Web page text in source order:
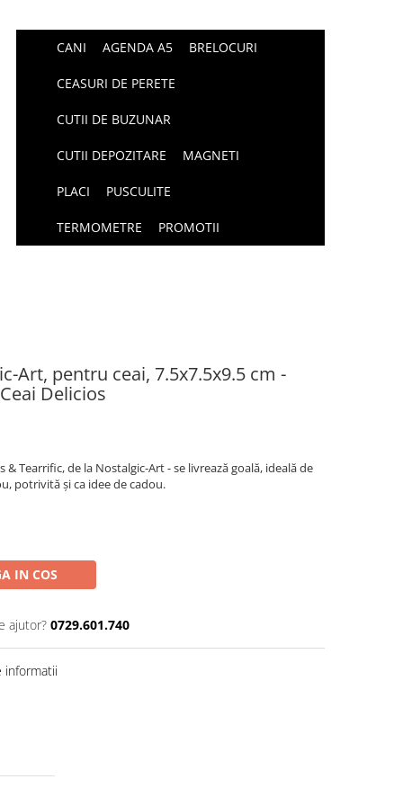
CANI AGENDA A5 BRELOCURI
CEASURI DE PERETE
CUTII DE BUZUNAR
CUTII DEPOZITARE MAGNETI
PLACI PUSCULITE
TERMOMETRE PROMOTII
Art, pentru ceai, 7.5x7.5x9.5 cm -
Delicios
Tearrific, de la Nostalgic-Art - se livrează goală, ideală de
potrivită și ca idee de cadou.
IN COS
ajutor? 0729.601.740
informatii